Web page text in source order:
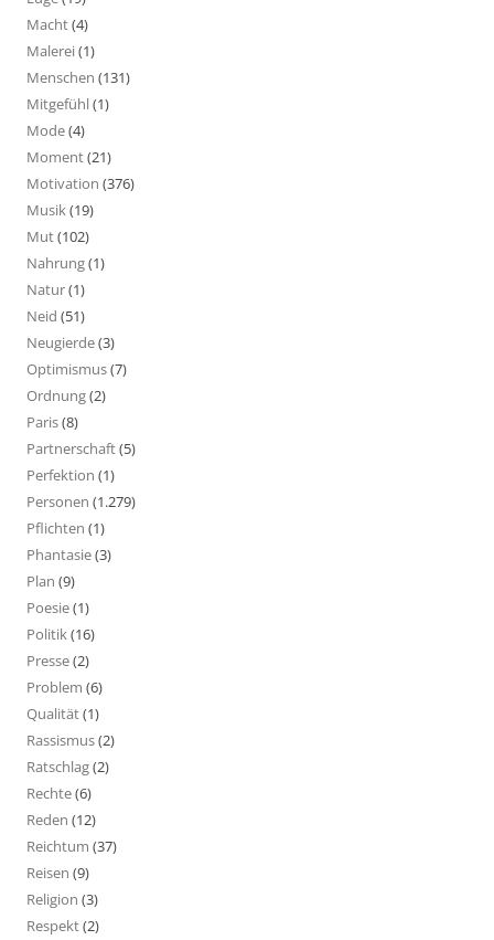
Macht(4)
Malerei(1)
Menschen (131)
Mitgefühl(1)
Mode(4)
Moment(21)
Motivation (376)
Musik(19)
Mut(102)
Nahrung(1)
Natur(1)
Neid (51)
Neugierde(3)
Optimismus(7)
Ordnung(2)
Paris(8)
Partnerschaft(5)
Perfektion (1)
Personen (1.279)
Pflichten (1)
Phantasie(3)
Plan (9)
Poesie(1)
Politik(16)
Presse(2)
Problem (6)
Qualität(1)
Rassismus(2)
Ratschlag(2)
Rechte(6)
Reden (12)
Reichtum (37)
Reisen (9)
Religion (3)
Respekt(2)